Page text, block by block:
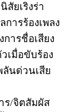
สัยเริงร่า
การร้องเพลง
ารชื่อเสียง
เมื่อขับร้อง
ลันด่วนเสีย
ร/จิตสัมผัส